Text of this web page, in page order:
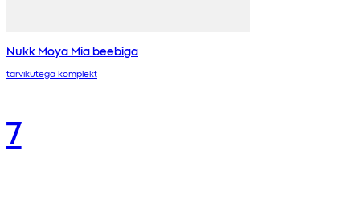
Nukk Moya Mia beebiga
tarvikutega komplekt
7